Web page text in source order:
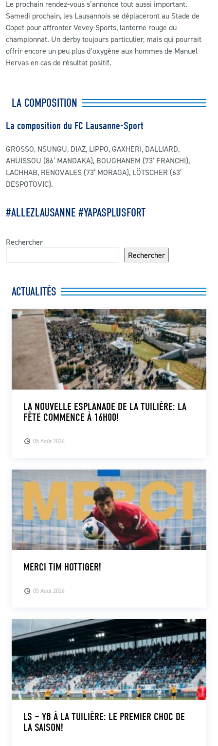
Le prochain rendez-vous s’annonce tout aussi important.
Samedi prochain, les Lausannois se déplaceront au Stade de
Copet pour affronter Vevey-Sports, lanterne rouge du
championnat. Un derby toujours particulier, mais qui pourrait
offrir encore un peu plus d’oxygène aux hommes de Manuel
Hervas en cas de résultat positif.
LA COMPOSITION
La composition du FC Lausanne-Sport
GROSSO, NSUNGU, DIAZ, LIPPO, GAXHERI, DALLIARD,
AHUISSOU (86′ MANDAKA), BOUGHANEM (73′ FRANCHI),
LACHHAB, RENOVALES (73′ MORAGA), LÖTSCHER (63′
DESPOTOVIC).
#ALLEZLAUSANNE #YAPASPLUSFORT
Rechercher
Rechercher
ACTUALITÉS
05 Août 2026
LA NOUVELLE ESPLANADE DE LA TUILIÈRE: LA
FÊTE COMMENCE À 16H00!
05 Août 2026
MERCI TIM HOTTIGER!
LS – YB À LA TUILIÈRE: LE PREMIER CHOC DE
LA SAISON!